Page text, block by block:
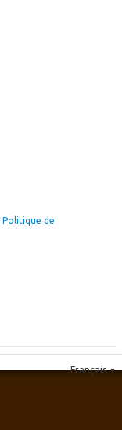
Politique de
Français▼